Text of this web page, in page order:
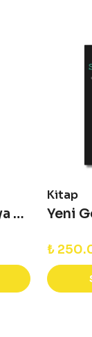
Yaşanmaz Bir Dünya - Isınma Sonrasında Hayat
Kitap
₺